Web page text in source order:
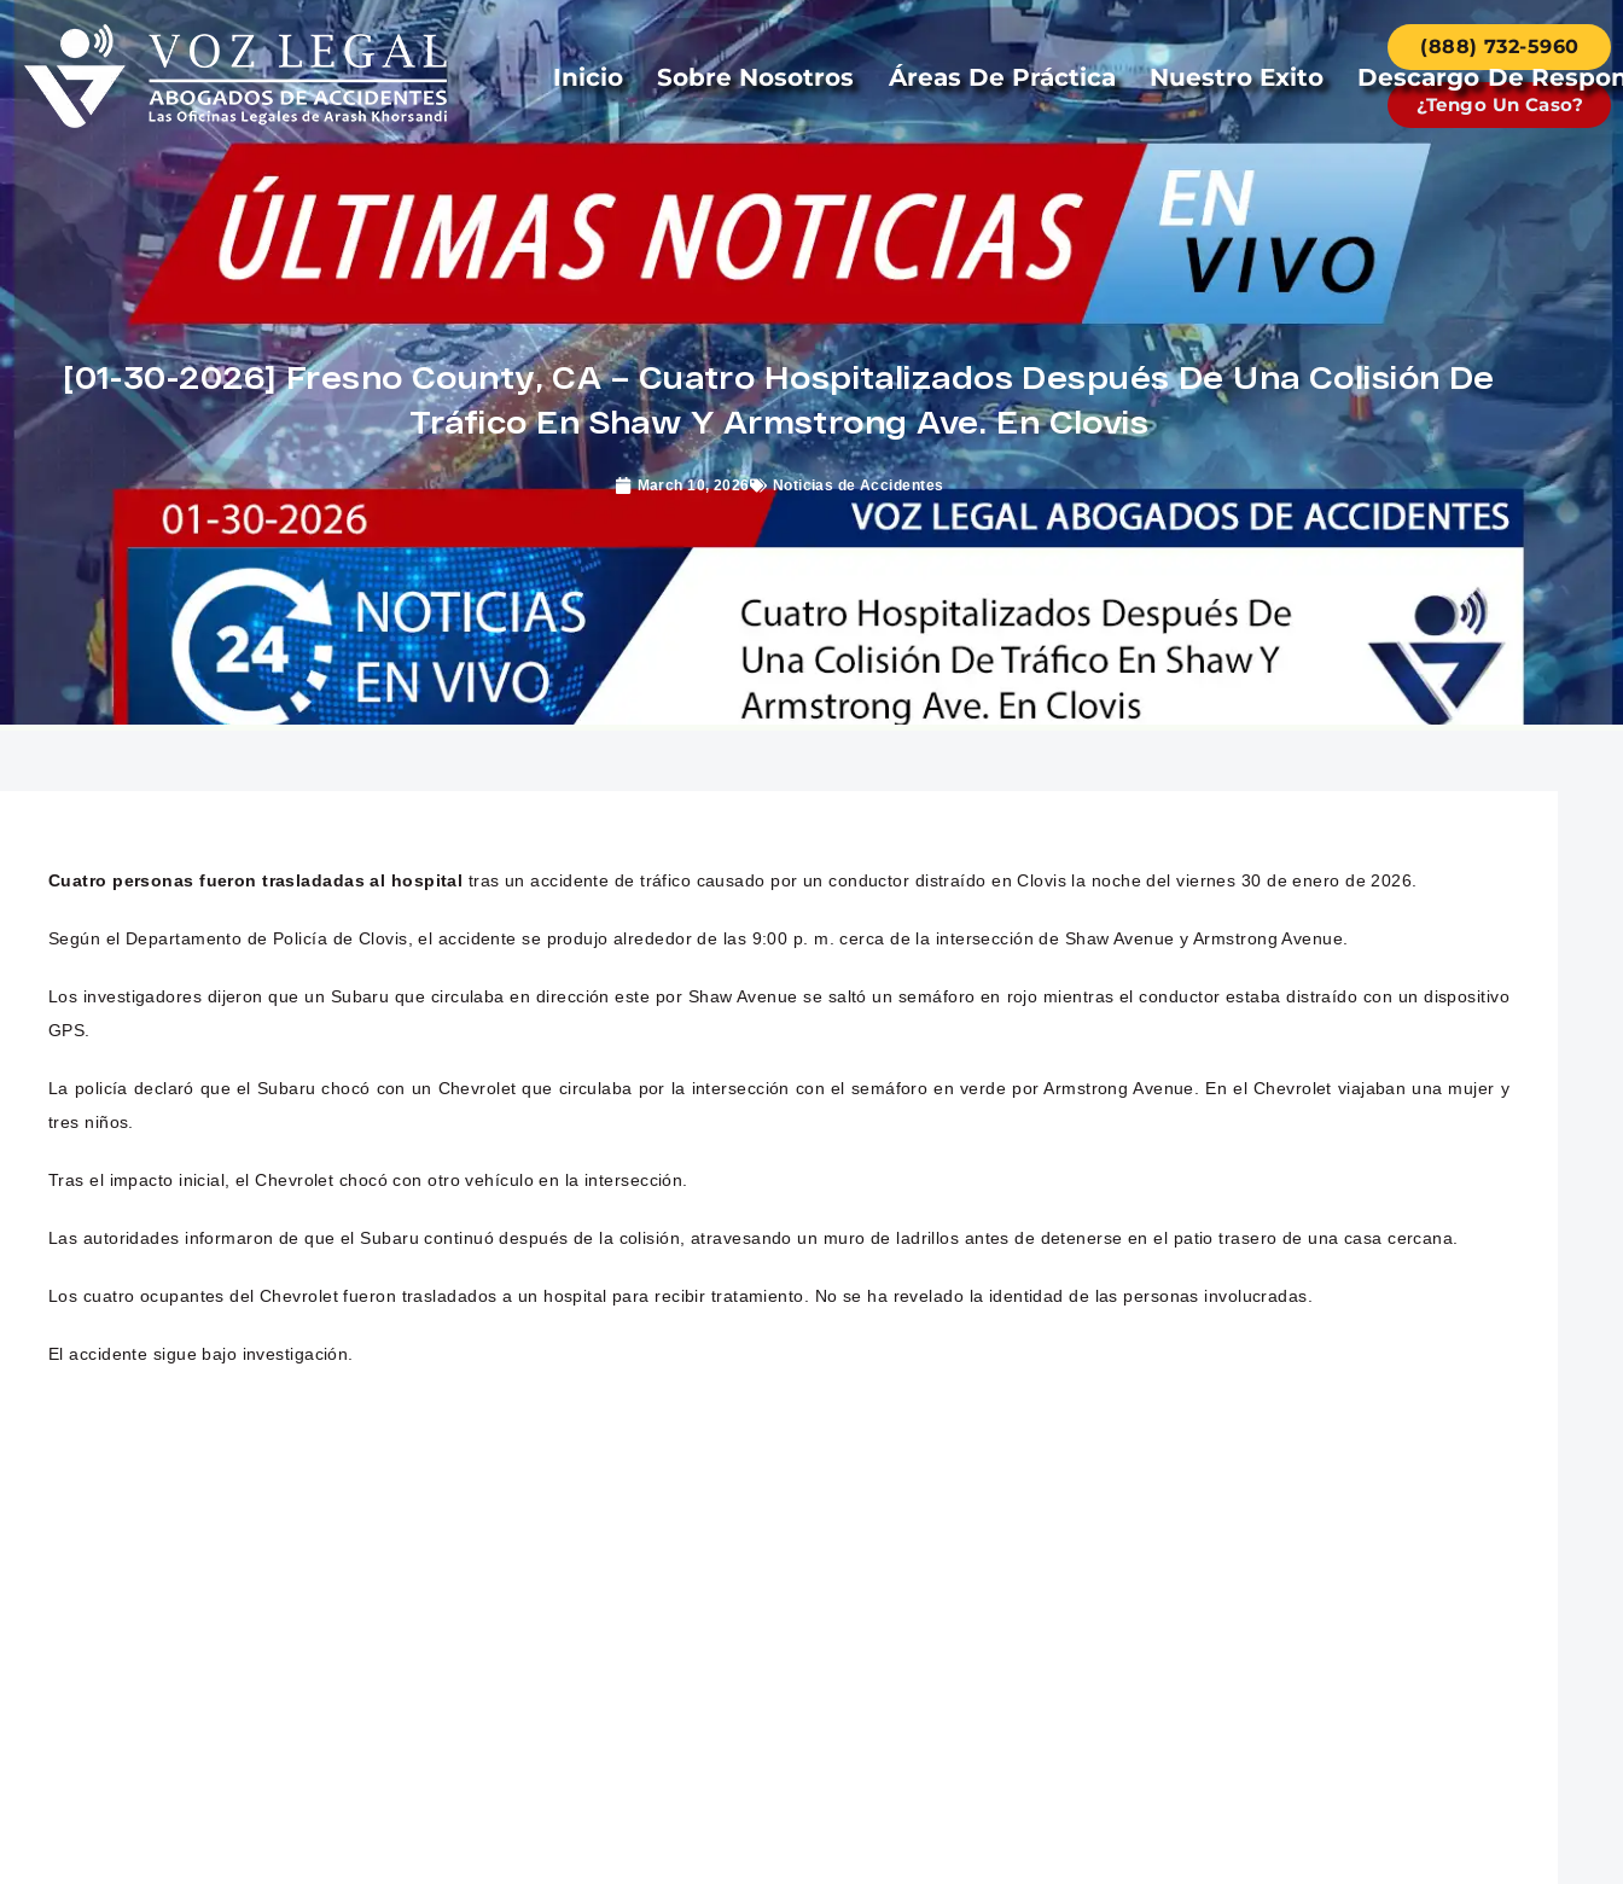
Inicio Sobre Nosotros Áreas De Práctica Nuestro Exito Descargo De
(888) 732-5960
¿Tengo Un Caso?
[01-30-2026] Fresno County, CA – Cuatro Hospitalizados Después De Una Colisión De
Tráfico En Shaw Y Armstrong Ave. En Clovis
March 10, 2026 Noticias de Accidentes
Cuatro personas fueron trasladadas al hospital tras un accidente de tráfico causado por un conductor distraído en Clovis la noche del viernes 30 de enero de 2026.
Según el Departamento de Policía de Clovis, el accidente se produjo alrededor de las 9:00 p. m. cerca de la intersección de Shaw Avenue y Armstrong Avenue.
Los investigadores dijeron que un Subaru que circulaba en dirección este por Shaw Avenue se saltó un semáforo en rojo mientras el conductor estaba distraído con un dispositivo
GPS.
La policía declaró que el Subaru chocó con un Chevrolet que circulaba por la intersección con el semáforo en verde por Armstrong Avenue. En el Chevrolet viajaban una mujer y
tres niños.
Tras el impacto inicial, el Chevrolet chocó con otro vehículo en la intersección.
Las autoridades informaron de que el Subaru continuó después de la colisión, atravesando un muro de ladrillos antes de detenerse en el patio trasero de una casa cercana.
Los cuatro ocupantes del Chevrolet fueron trasladados a un hospital para recibir tratamiento. No se ha revelado la identidad de las personas involucradas.
El accidente sigue bajo investigación.